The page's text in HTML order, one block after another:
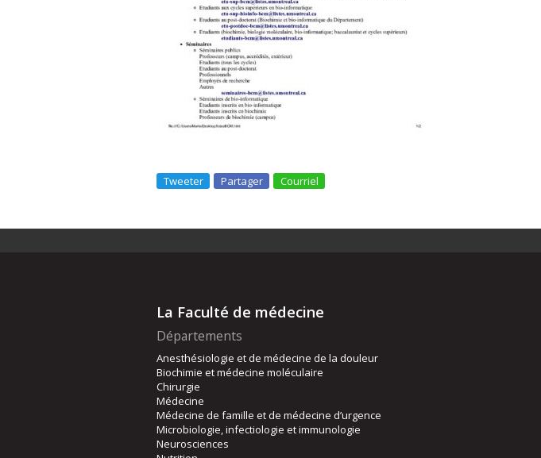
Tweeter Partager Courriel
La Faculté de médecine
Départements
Anesthésiologie et de médecine de la douleur
Biochimie et médecine moléculaire
Chirurgie
Médecine
Médecine de famille et de médecine d’urgence
Microbiologie, infectiologie et immunologie
Neurosciences